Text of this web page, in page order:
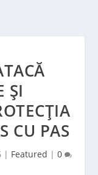
ȘI
CU PAS
| Featured | 0